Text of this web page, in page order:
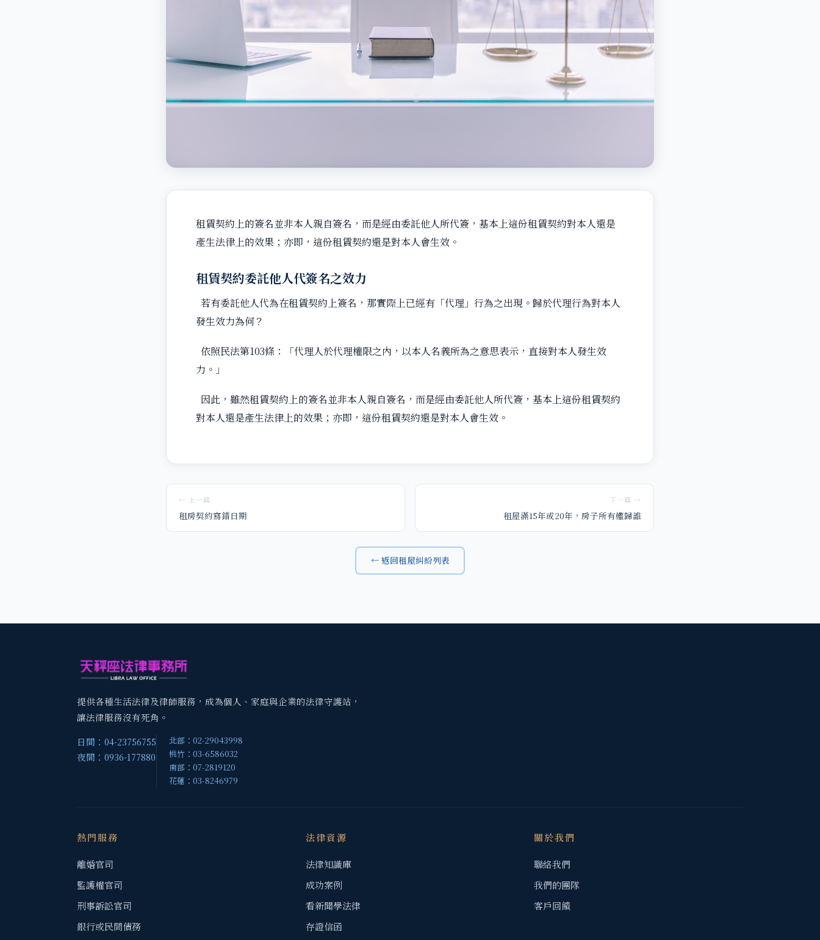
租賃契約上的簽名並非本人親自簽名，而是經由委託他人所代簽，基本上這份租賃契約對本人還是
產生法律上的效果；亦即，這份租賃契約還是對本人會生效。
租賃契約委託他人代簽名之效力
若有委託他人代為在租賃契約上簽名，那實際上已經有「代理」行為之出現。歸於代理行為對本人
發生效力為何？
依照民法第103條：「代理人於代理權限之內，以本人名義所為之意思表示，直接對本人發生效
力。」
因此，雖然租賃契約上的簽名並非本人親自簽名，而是經由委託他人所代簽，基本上這份租賃契約
對本人還是產生法律上的效果；亦即，這份租賃契約還是對本人會生效。
← 上一篇
租房契約寫錯日期
下一篇 →
租屋滿15年或20年，房子所有權歸誰
← 返回租屋糾紛列表
提供各種生活法律及律師服務，成為個人、家庭與企業的法律守護站，
讓法律服務沒有死角。
日間：04-23756755
夜間：0936-177880
北部：02-29043998
桃竹：03-6586032
南部：07-2819120
花蓮：03-8246979
熱門服務
離婚官司
監護權官司
刑事訴訟官司
銀行或民間債務
法律資源
法律知識庫
成功案例
看新聞學法律
存證信函
關於我們
聯絡我們
我們的團隊
客戶回饋